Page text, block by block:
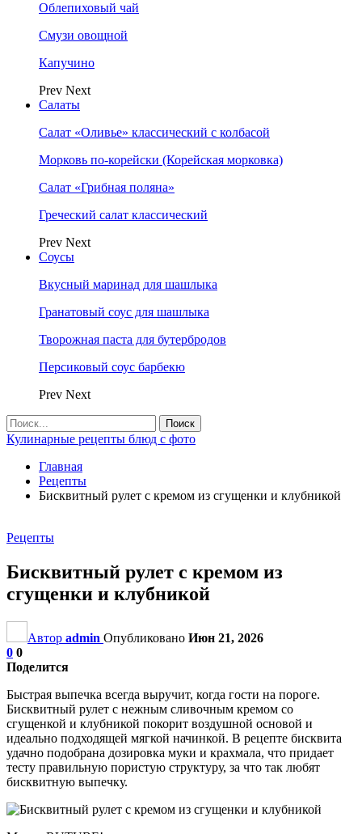
Облепиховый чай
Смузи овощной
Капучино
Prev Next
Салаты
Салат «Оливье» классический с колбасой
Морковь по-корейски (Корейская морковка)
Салат «Грибная поляна»
Греческий салат классический
Prev Next
Соусы
Вкусный маринад для шашлыка
Гранатовый соус для шашлыка
Творожная паста для бутербродов
Персиковый соус барбекю
Prev Next
Кулинарные рецепты блюд с фото
Главная
Рецепты
Бисквитный рулет с кремом из сгущенки и клубникой
Рецепты
Бисквитный рулет с кремом из
сгущенки и клубникой
Автор admin Опубликовано Июн 21, 2026
0 0
Поделится
Быстрая выпечка всегда выручит, когда гости на пороге.
Бисквитный рулет с нежным сливочным кремом со
сгущенкой и клубникой покорит воздушной основой и
идеально подходящей мягкой начинкой. В рецепте бисквита
удачно подобрана дозировка муки и крахмала, что придает
тесту правильную пористую структуру, за что так любят
бисквитную выпечку.